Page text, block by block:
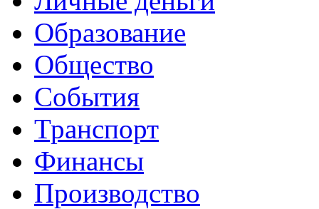
Образование
Общество
События
Транспорт
Финансы
Производство